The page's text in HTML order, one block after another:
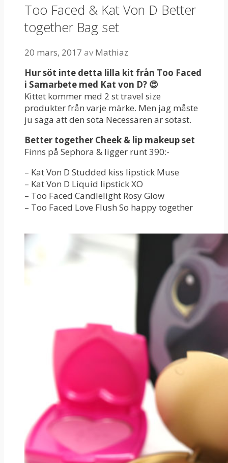
Too Faced & Kat Von D Better
together Bag set
20 mars, 2017 avMathiaz
Hur söt inte detta lilla kit från Too Faced
i Samarbete med Kat von D? 😍
Kittet kommer med 2 st travel size
produkter från varje märke. Men jag måste
ju säga att den söta Necessären är sötast.
Better together Cheek & lip makeup set
Finns på Sephora & ligger runt 390:-
– Kat Von D Studded kiss lipstick Muse
– Kat Von D Liquid lipstick XO
– Too Faced Candlelight Rosy Glow
– Too Faced Love Flush So happy together